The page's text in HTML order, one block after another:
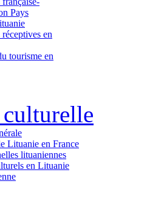
Pays
en
tourisme en
Lituanie en France
lituaniennes
en Lituanie